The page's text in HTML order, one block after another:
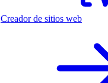
Creador de sitios web